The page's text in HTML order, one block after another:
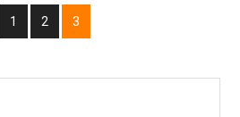
1 2 3